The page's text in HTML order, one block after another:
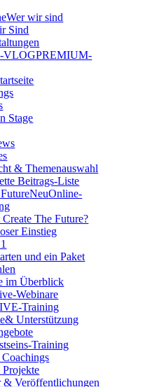
Wer wir sind
Sind
VLOGPREMIUM-
Stage
& Themenauswahl
Beitrags-Liste
NeuOnline-
Create The Future?
Einstieg
und ein Paket
im Überblick
Webinare
Training
& Unterstützung
Training
Projekte
& Veröffentlichungen